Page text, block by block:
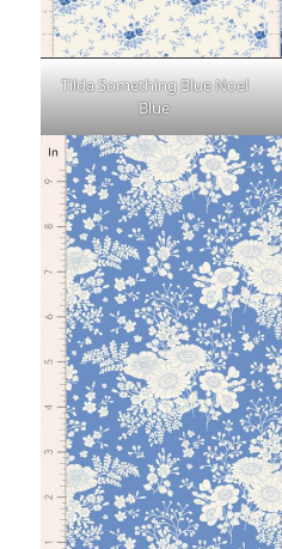
Tilda Something Blue Noel
Blue